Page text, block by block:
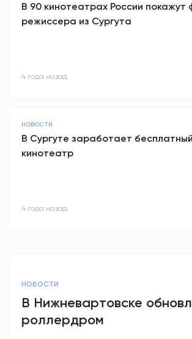
В 90 кинотеатрах России покажут
режиссера из Сургута
4 года назад
НОВОСТИ
В Сургуте заработает
кинотеатр
4 года назад
НОВОСТИ
В Нижневартовске
роллердром